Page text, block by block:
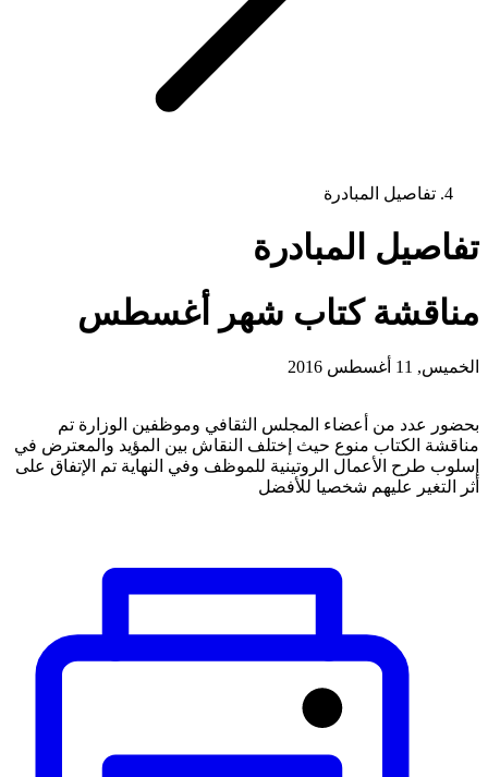
تفاصيل المبادرة
تفاصيل المبادرة
مناقشة كتاب شهر أغسطس
الخميس, 11 أغسطس 2016
بحضور عدد من أعضاء المجلس الثقافي وموظفين الوزارة تم
مناقشة الكتاب منوع حيث إختلف النقاش بين المؤيد والمعترض في
إسلوب طرح الأعمال الروتينية للموظف وفي النهاية تم الإتفاق على
أثر التغير عليهم شخصيا للأفضل